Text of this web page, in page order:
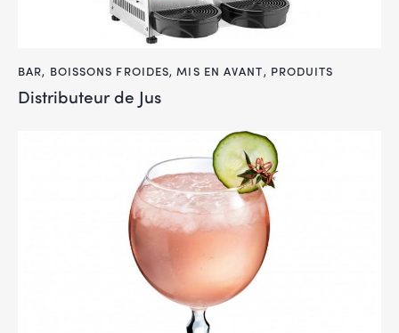
BAR, BOISSONS FROIDES,MIS EN AVANT, PRODUITS
Distributeur de Jus